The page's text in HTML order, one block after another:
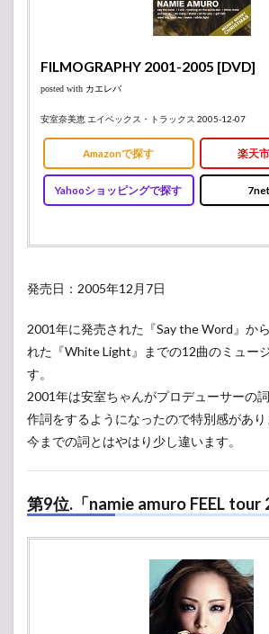
FILMOGRAPHY 2001-2005 [DVD]
posted with カエレバ
安室奈美恵 エイベックス・トラックス 2005-12-07
Amazonで探す 楽天
Yahooショッピングで探す
発売日：2005年12月7日
2001年に発売された『Say the Word』か
れた『White Light』までの12曲のミュー
す。
2001年は安室ちゃんがプロデューサーの
作詞をするようになったので特別感があり
今までの詞とはやはり少し違います。
第9位.「namie amuro FEEL tour